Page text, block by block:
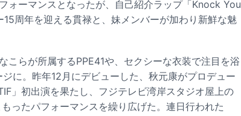
ォーマンスとなったが、自己紹介ラップ「Knock You
周年を迎える貫禄と、妹メンバーが加わり新鮮な魅
こらが所属するPPE41や、セクシーな衣装で注目を浴
に。昨年12月にデビューした、秋元康がプロデュー
」初出演を果たし、フジテレビ湾岸スタジオ屋上の
ったパフォーマンスを繰り広げた。連日行われた